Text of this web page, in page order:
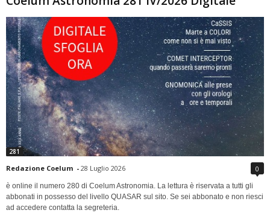
281
Redazione Coelum - 28 Luglio 2026 0
è online il numero 280 di Coelum Astronomia. La lettura è riservata a tutti gli
abbonati in possesso del livello QUASAR sul sito. Se sei abbonato e non riesci
ad accedere contatta la segreteria.